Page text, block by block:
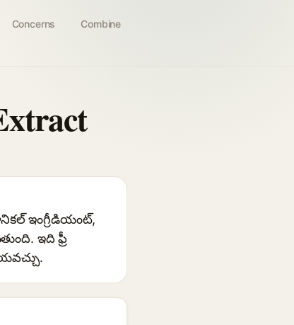
Concerns Combine
ఇంగ్రీడియంట్,
ఇది ఫ్రీ